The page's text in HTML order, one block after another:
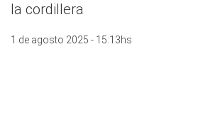
la cordillera
1 de agosto 2025 - 15:13hs